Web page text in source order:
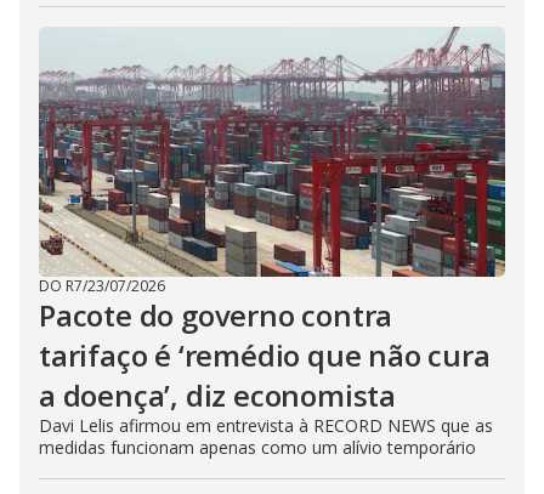
DO R7/23/07/2026
Pacote do governo contra
tarifaço é ‘remédio que não cura
a doença’, diz economista
Davi Lelis afirmou em entrevista à RECORD NEWS que as
medidas funcionam apenas como um alívio temporário